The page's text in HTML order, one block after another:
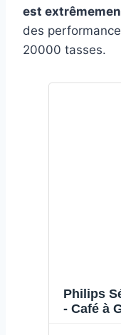
est
des
20000 tasses.
Philips
- Café à